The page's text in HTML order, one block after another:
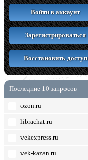
Войти в аккаунт
Зарегистрироваться
Восстановить доступ
Последние 10 запросов
ozon.ru
librachat.ru
vekexpress.ru
vek-kazan.ru